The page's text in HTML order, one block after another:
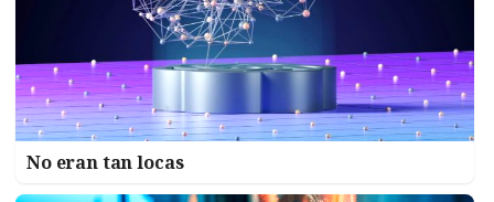
No eran tan locas